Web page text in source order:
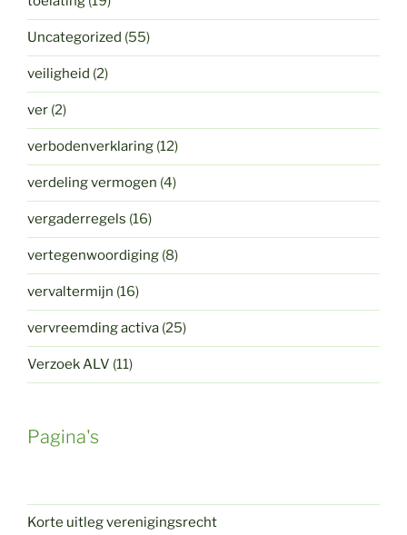
Uncategorized (55)
veiligheid (2)
ver (2)
verbodenverklaring (12)
verdeling vermogen (4)
vergaderregels (16)
vertegenwoordiging (8)
vervaltermijn (16)
vervreemding activa (25)
Verzoek ALV (11)
Pagina's
Korte uitleg verenigingsrecht